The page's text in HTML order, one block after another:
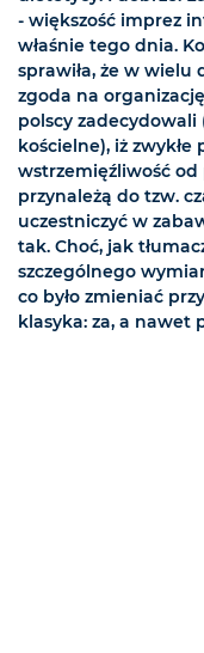
- większość imprez
właśnie tego dnia.
sprawiła, że w
zgoda na
polscy zadecydowali
kościelne), iż
wstrzemięźliwość
przynależą do tzw.
uczestniczyć w
tak. Choć, jak
szczególnego
co było zmieniać
klasyka: za, a nawet